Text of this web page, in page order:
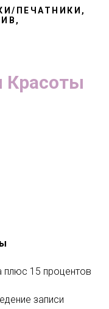
ПЕЧАТНИКИ,
Красоты
15 процентов
записи